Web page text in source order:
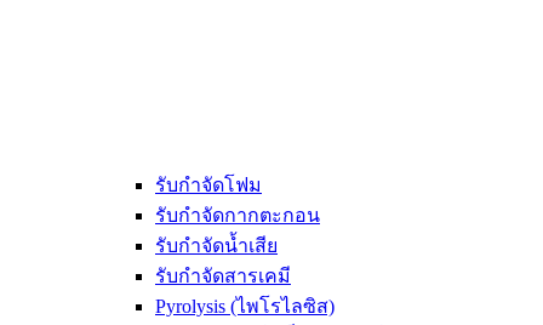
รับกำจัดโฟม
รับกำจัดกากตะกอน
รับกำจัดน้ำเสีย
รับกำจัดสารเคมี
Pyrolysis (ไพโรไลซิส)